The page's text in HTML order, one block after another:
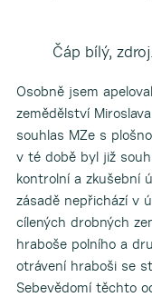
Čáp bílý,
Osobně jsem
zemědělství
souhlas MZe s
v té době byl již
kontrolní a zkušební
zásadě nepřichází v
cílených drobných
hraboše polního a
otrávení hraboši se
Sebevědomí těchto